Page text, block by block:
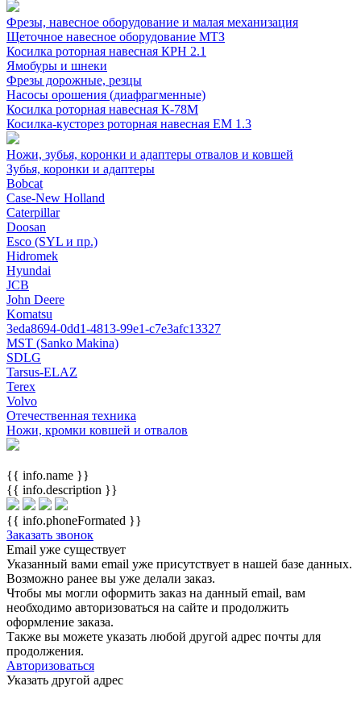
Фрезы, навесное оборудование и малая механизация
Щеточное навесное оборудование МТЗ
Косилка роторная навесная КРН 2.1
Ямобуры и шнеки
Фрезы дорожные, резцы
Насосы орошения (диафрагменные)
Косилка роторная навесная К-78М
Косилка-кусторез роторная навесная ЕМ 1.3
Ножи, зубья, коронки и адаптеры отвалов и ковшей
Зубья, коронки и адаптеры
Bobcat
Case-New Holland
Caterpillar
Doosan
Esco (SYL и пр.)
Hidromek
Hyundai
JCB
John Deere
Komatsu
3eda8694-0dd1-4813-99e1-c7e3afc13327
MST (Sanko Makina)
SDLG
Tarsus-ELAZ
Terex
Volvo
Отечественная техника
Ножи, кромки ковшей и отвалов
{{ info.name }}
{{ info.description }}
{{ info.phoneFormated }}
Заказать звонок
Email уже существует
Указанный вами email уже присутствует в нашей базе данных.
Возможно ранее вы уже делали заказ.
Чтобы мы могли оформить заказ на данный email, вам
необходимо авторизоваться на сайте и продолжить
оформление заказа.
Также вы можете указать любой другой адрес почты для
продолжения.
Авторизоваться
Указать другой адрес